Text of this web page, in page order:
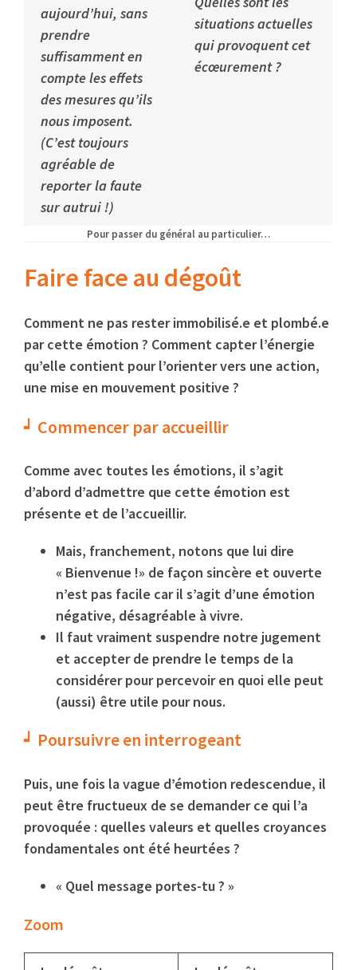
aujourd’hui, sans
prendre
suffisamment en
compte les effets
des mesures qu’ils
nous imposent.
(C’est toujours
agréable de
reporter la faute
sur autrui !)
situations actuelles
qui provoquent cet
écœurement ?
Pour passer du général au particulier…
Faire face au dégoût
Comment ne pas rester immobilisé.e et plombé.e
par cette émotion ? Comment capter l’énergie
qu’elle contient pour l’orienter vers une action,
une mise en mouvement positive ?
Commencer par accueillir
Comme avec toutes les émotions, il s’agit
d’abord d’admettre que cette émotion est
présente et de l’accueillir.
Mais, franchement, notons que lui dire
« Bienvenue !» de façon sincère et ouverte
n’est pas facile car il s’agit d’une émotion
négative, désagréable à vivre.
Il faut vraiment suspendre notre jugement
et accepter de prendre le temps de la
considérer pour percevoir en quoi elle peut
(aussi) être utile pour nous.
Poursuivre en interrogeant
Puis, une fois la vague d’émotion redescendue, il
peut être fructueux de se demander ce qui l’a
provoquée : quelles valeurs et quelles croyances
fondamentales ont été heurtées ?
« Quel message portes-tu ? »
Zoom